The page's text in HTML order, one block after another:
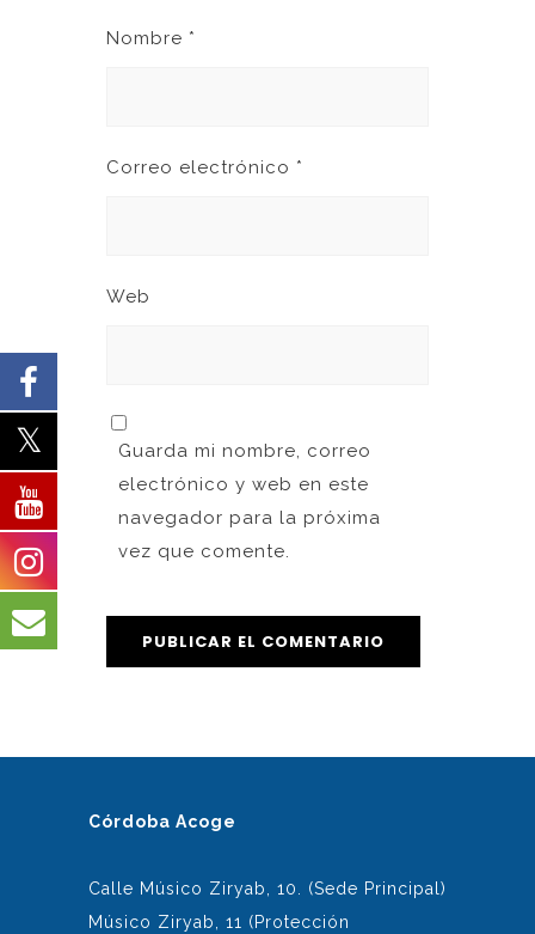
Nombre *
Correo electrónico *
Web
Guarda mi nombre, correo
electrónico y web en este
navegador para la próxima
vez que comente.
Córdoba Acoge
Calle Músico Ziryab, 10. (Sede Principal)
Músico Ziryab, 11 (Protección